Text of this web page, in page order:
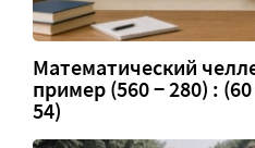
Математический
пример (560 − 280) : (60
54)